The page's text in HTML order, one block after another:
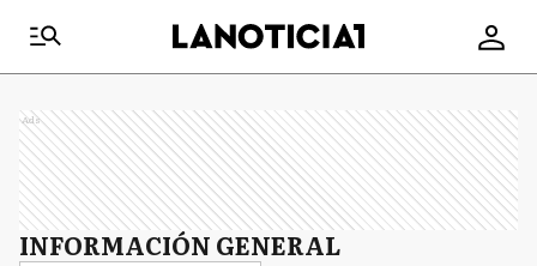
Ads
INFORMACIÓN GENERAL